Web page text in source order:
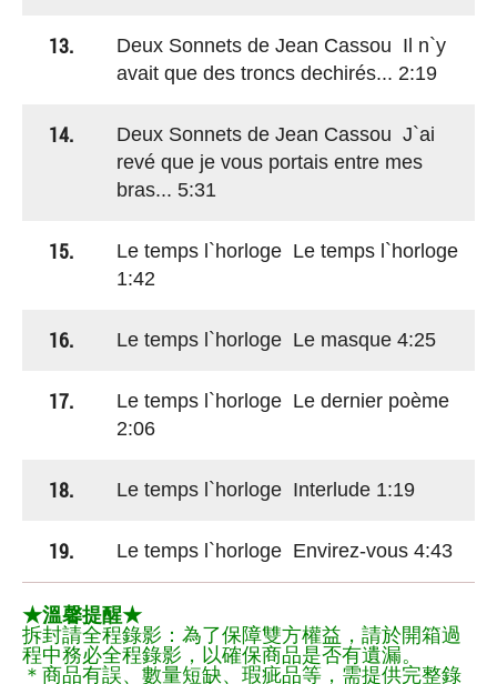
13.
Deux Sonnets de Jean Cassou Il n`y
avait que des troncs dechirés... 2:19
14.
Deux Sonnets de Jean Cassou J`ai
revé que je vous portais entre mes
bras... 5:31
15.
Le temps l`horloge Le temps l`horloge
1:42
16. Le temps l`horloge Le masque 4:25
17.
Le temps l`horloge Le dernier poème
2:06
18. Le temps l`horloge Interlude 1:19
19. Le temps l`horloge Envirez-vous 4:43
★溫馨提醒★
拆封請全程錄影：為了保障雙方權益，請於開箱過
程中務必全程錄影，以確保商品是否有遺漏。
＊商品有誤、數量短缺、瑕疵品等，需提供完整錄